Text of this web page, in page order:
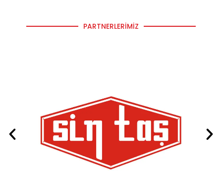
PARTNERLERIMIZ